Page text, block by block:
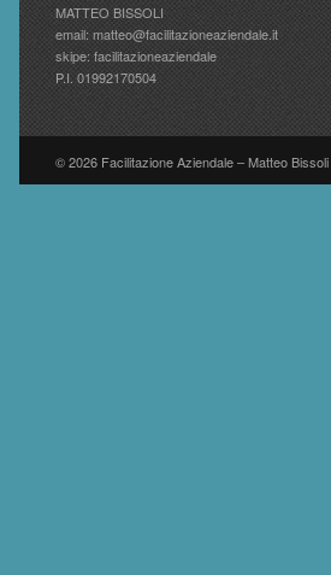
MATTEO BISSOLI
email: matteo@facilitazioneaziendale.it
skipe: facilitazioneaziendale
P.I. 01992170504
© 2026 Facilitazione Aziendale – Matteo Bissoli